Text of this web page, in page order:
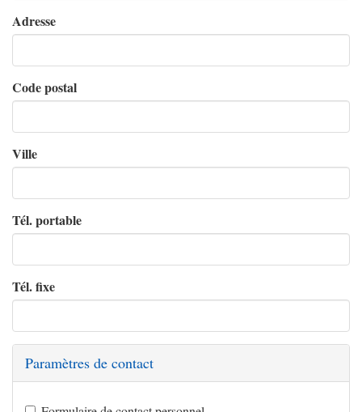
Adresse
Code postal
Ville
Tél. portable
Tél. fixe
Paramètres de contact